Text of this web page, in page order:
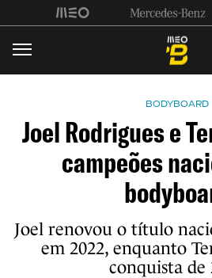
BODYBOARD
Joel Rodrigues e
campeões
Joel renovou o título
em 2022, enquanto
conquista de